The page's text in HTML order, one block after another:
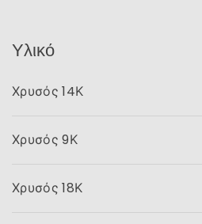
Υλικό
Χρυσός 14Κ
Χρυσός 9Κ
Χρυσός 18Κ